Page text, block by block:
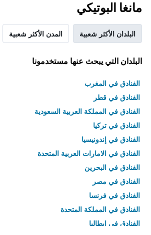
مانغا البوتيكي
البلدان الأكثر شعبية المدن الأكثر شعبية
البلدان التي يبحث عنها مستخدمونا
الفنادق في المغرب
الفنادق في قطر
الفنادق في المملكة العربية السعودية
الفنادق في تركيا
الفنادق في إندونيسيا
الفنادق في الامارات العربية المتحدة
الفنادق في البحرين
الفنادق في مصر
الفنادق في فرنسا
الفنادق في المملكة المتحدة
الفنادق في إيطاليا